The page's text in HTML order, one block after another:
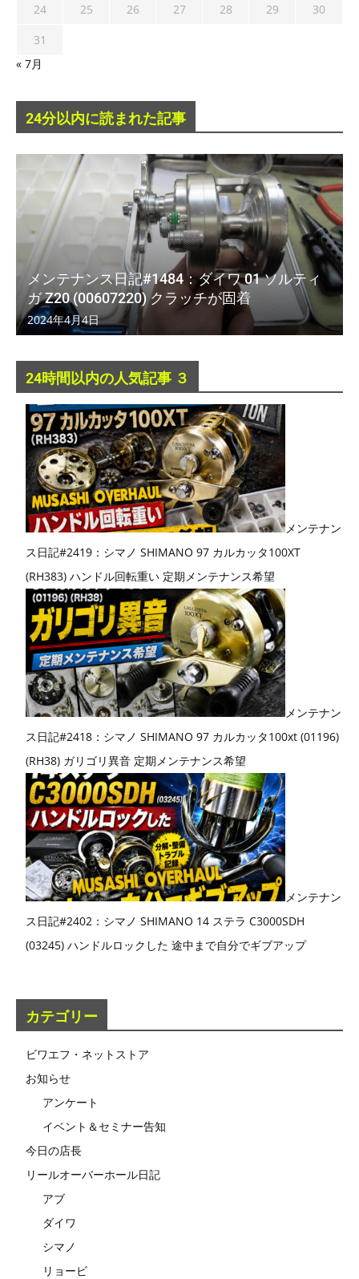
24
25 26 27 28 29
30
31
« 7月
24分以内に読まれた記事
メンテナンス日記#1484：ダイワ 01 ソルティ
ガ Z20 (00607220) クラッチが固着
2024年4月4日
24時間以内の人気記事 ３
メンテナン
ス日記#2419：シマノ SHIMANO 97 カルカッタ100XT
(RH383) ハンドル回転重い 定期メンテナンス希望
メンテナン
ス日記#2418：シマノ SHIMANO 97 カルカッタ100xt (01196)
(RH38) ガリゴリ異音 定期メンテナンス希望
メンテナン
ス日記#2402：シマノ SHIMANO 14 ステラ C3000SDH
(03245) ハンドルロックした 途中まで自分でギブアップ
カテゴリー
ビワエフ・ネットストア
お知らせ
アンケート
イベント＆セミナー告知
今日の店長
リールオーバーホール日記
アブ
ダイワ
シマノ
リョービ